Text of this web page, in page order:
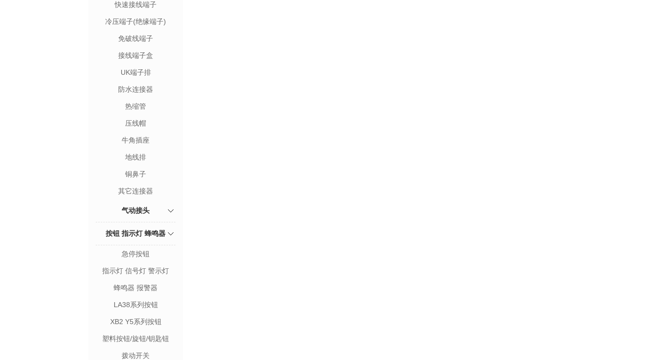
快速接线端子
冷压端子(绝缘端子)
免破线端子
接线端子盒
UK端子排
防水连接器
热缩管
压线帽
牛角插座
地线排
铜鼻子
其它连接器
气动接头
按钮 指示灯 蜂鸣器
急停按钮
指示灯 信号灯 警示灯
蜂鸣器 报警器
LA38系列按钮
XB2 Y5系列按钮
塑料按钮/旋钮/钥匙钮
拨动开关